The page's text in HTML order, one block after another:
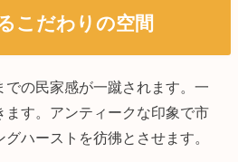
こだわりの空間
での民家感が一蹴されます。一
ます。アンティークな印象で市
ハーストを彷彿とさせます。